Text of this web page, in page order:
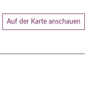
Auf der Karte anschauen